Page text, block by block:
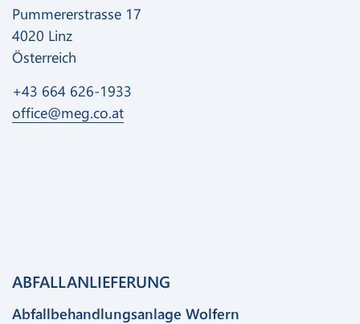
Pummererstrasse 17
4020 Linz
Österreich
+43 664 626-1933
office@meg.co.at
ABFALLANLIEFERUNG
Abfallbehandlungsanlage Wolfern